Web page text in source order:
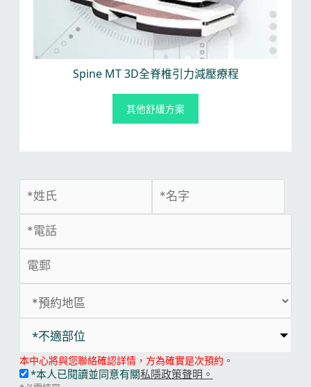
Spine MT 3D全脊椎引力減壓療程
其他舒緩方案
*不適部位
本中心將與您聯絡確認詳情，方為確實是次預約。
*本人已閱讀並同意有關私隱政策聲明。